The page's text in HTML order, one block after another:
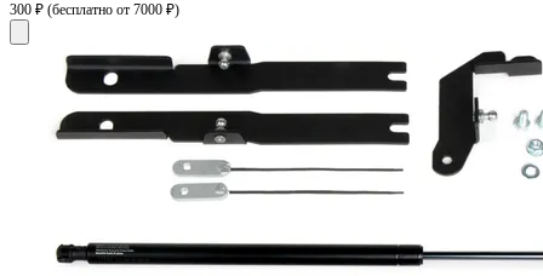
300 ₽ (бесплатно от 7000 ₽)